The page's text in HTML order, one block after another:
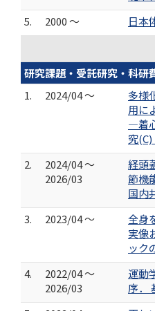
5.
2000 ～
日本
研究課題・受託研究・科研
1.
2024/04 ～
多様
用に
―着
究(C)
2.
2024/04 ～
2026/03
経頭
節機
国内
3.
2023/04 ～
全身
実像
ック
4.
2022/04 ～
2026/03
運動
序．